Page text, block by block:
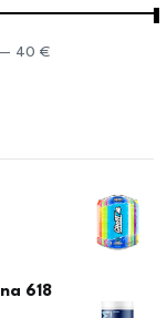
40 €
618